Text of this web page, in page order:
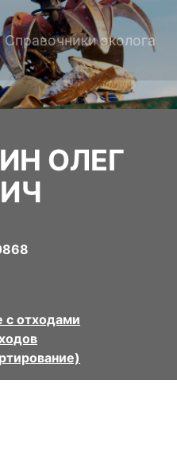
Справочники эколога
ОЛЕГ
отходами